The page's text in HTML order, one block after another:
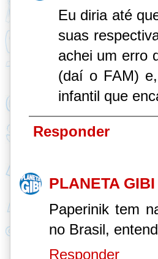
Eu diria até
suas
achei um erro
(daí o FAM)
infantil que
Responder
PLANETA GIBI
Paperinik tem
no Brasil,
Responder